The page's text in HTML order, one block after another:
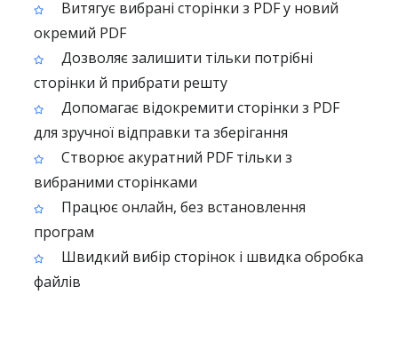
Витягує вибрані сторінки з PDF у новий
окремий PDF
Дозволяє залишити тільки потрібні
сторінки й прибрати решту
Допомагає відокремити сторінки з PDF
для зручної відправки та зберігання
Створює акуратний PDF тільки з
вибраними сторінками
Працює онлайн, без встановлення
програм
Швидкий вибір сторінок і швидка обробка
файлів